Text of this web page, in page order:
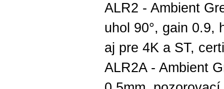
ALR2 - Ambient
uhol 90°, gain 0.9,
aj pre 4K a ST,
ALR2A - Ambient